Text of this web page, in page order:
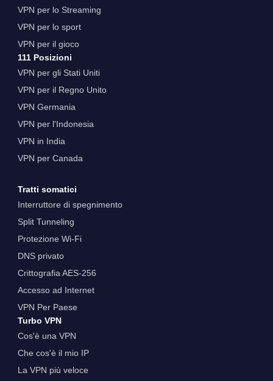
VPN per lo Streaming
VPN per lo sport
VPN per il gioco
111 Posizioni
VPN per gli Stati Uniti
VPN per il Regno Unito
VPN Germania
VPN per l'Indonesia
VPN in India
VPN per Canada
Tratti somatici
Interruttore di spegnimento
Split Tunneling
Protezione Wi-Fi
DNS privato
Crittografia AES-256
Accesso ad Internet
VPN Per Paese
Turbo VPN
Cos'è una VPN
Che cos'è il mio IP
La VPN più veloce